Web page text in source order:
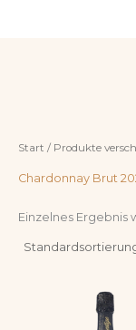
Start / Produkte
Chardonnay Brut
Einzelnes Ergebnis